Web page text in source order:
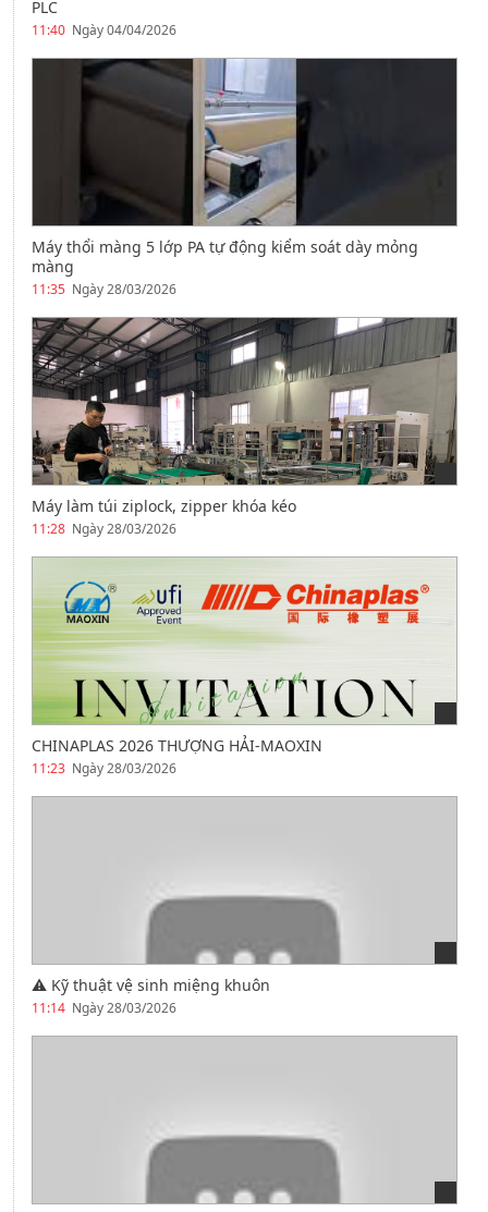
PLC
11:40 Ngày 04/04/2026
Máy thổi màng 5 lớp PA tự động kiểm soát dày mỏng
màng
11:35 Ngày 28/03/2026
Máy làm túi ziplock, zipper khóa kéo
11:28 Ngày 28/03/2026
CHINAPLAS 2026 THƯỢNG HẢI-MAOXIN
11:23 Ngày 28/03/2026
⚠️ Kỹ thuật vệ sinh miệng khuôn
11:14 Ngày 28/03/2026